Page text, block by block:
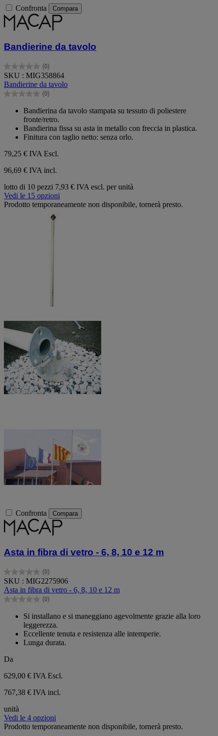
Confronta Compara
Bandierine da tavolo
(0)
0.0
su
5
stelle.
SKU : MIG358864
Bandierine da tavolo
(0)
0.0
Bandierina da tavolo stampata su tessuto di poliestere
fronte/retro.
Bandierina fissa su asta in metallo con freccia in plastica.
Finitura con taglio netto: senza orlo.
79,25 € IVA Escl.
96,69 € IVA incl.
lotto di 10 pezzi 7,93 € IVA escl. per unità
Vedi le 15 opzioni
Prodotto temporaneamente non disponibile, tornerà presto.
Confronta Compara
Asta in fibra di vetro - 6, 8, 10 e 12 m
(0)
0.0
su
5
stelle.
SKU : MIG2275906
Asta in fibra di vetro - 6, 8, 10 e 12 m
(0)
0.0
Si installano e si maneggiano agevolmente grazie alla loro
leggerezza.
Eccellente tenuta e resistenza alle intemperie.
Lunga durata.
Da
629,00 € IVA Escl.
767,38 € IVA incl.
unità
Vedi le 4 opzioni
Prodotto temporaneamente non disponibile, tornerà presto.